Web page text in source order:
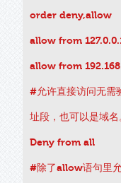
order deny,allow
allow from
allow from
#允许直接访问无需
址段，也可以是域名
Deny from all
#除了allow语句里